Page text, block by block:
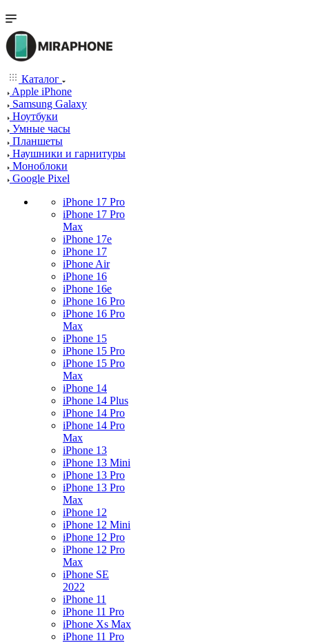
Каталог
Apple iPhone
Samsung Galaxy
Ноутбуки
Умные часы
Планшеты
Наушники и гарнитуры
Моноблоки
Google Pixel
iPhone 17 Pro
iPhone 17 Pro
Max
iPhone 17e
iPhone 17
iPhone Air
iPhone 16
iPhone 16e
iPhone 16 Pro
iPhone 16 Pro
Max
iPhone 15
iPhone 15 Pro
iPhone 15 Pro
Max
iPhone 14
iPhone 14 Plus
iPhone 14 Pro
iPhone 14 Pro
Max
iPhone 13
iPhone 13 Mini
iPhone 13 Pro
iPhone 13 Pro
Max
iPhone 12
iPhone 12 Mini
iPhone 12 Pro
iPhone 12 Pro
Max
iPhone SE
2022
iPhone 11
iPhone 11 Pro
iPhone Xs Max
iPhone 11 Pro